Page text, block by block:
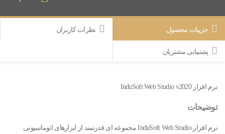
جزییات محصول نظرات کاربران
پشتیبانی مشتریان
نرم افزار InduSoft Web Studio v2020
توضیحات
نرم افزار InduSoft Web Studio مجموعه ای قدرتمند از ابزارهای اتوماسیونی